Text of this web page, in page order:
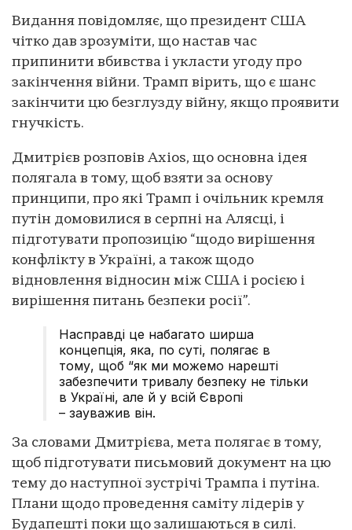
Видання повідомляє, що президент США
чітко дав зрозуміти, що настав час
припинити вбивства і укласти угоду про
закінчення війни. Трамп вірить, що є шанс
закінчити цю безглузду війну, якщо проявити
гнучкість.
Дмитрієв розповів Axios, що основна ідея
полягала в тому, щоб взяти за основу
принципи, про які Трамп і очільник кремля
путін домовилися в серпні на Алясці, і
підготувати пропозицію “щодо вирішення
конфлікту в Україні, а також щодо
відновлення відносин між США і росією і
вирішення питань безпеки росії”.
Насправді це набагато ширша
концепція, яка, по суті, полягає в
тому, щоб “як ми можемо нарешті
забезпечити тривалу безпеку не тільки
в Україні, але й у всій Європі
– зауважив він.
За словами Дмитрієва, мета полягає в тому,
щоб підготувати письмовий документ на цю
тему до наступної зустрічі Трампа і путіна.
Плани щодо проведення саміту лідерів у
Будапешті поки що залишаються в силі.